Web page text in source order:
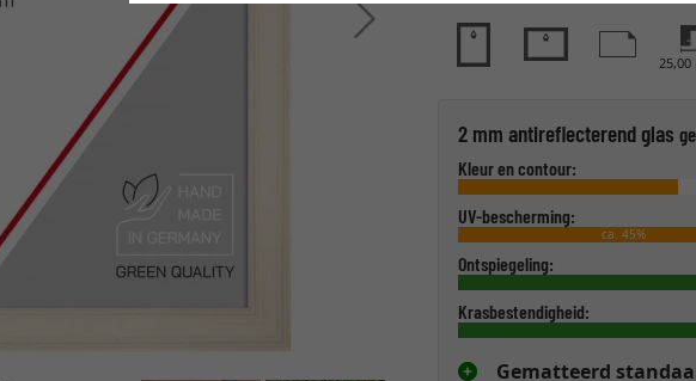
Verder
25,00
2 mm antireflecterend glas
Kleur en contour:
UV-bescherming:
ca. 45%
Ontspiegeling:
Krasbestendigheid:
Gematteerd